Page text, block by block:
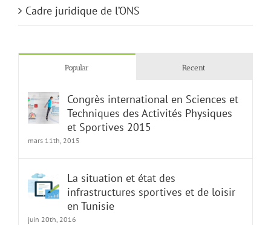
Cadre juridique de l’ONS
Popular Recent
Congrès international en Sciences et
Techniques des Activités Physiques
et Sportives 2015
mars 11th, 2015
La situation et état des
infrastructures sportives et de loisir
en Tunisie
juin 20th, 2016